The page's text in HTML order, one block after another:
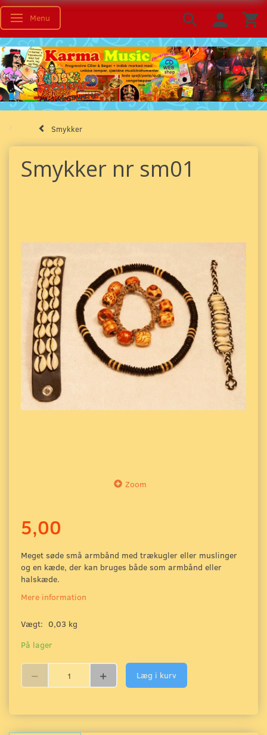
Skifte navigation
Menu
Smykker
Smykker nr sm01
Zoom
5,00
Meget søde små armbånd med trækugler eller muslinger
og en kæde, der kan bruges både som armbånd eller
halskæde.
Mere information
Vægt: 0,03 kg
På lager
Læg i kurv